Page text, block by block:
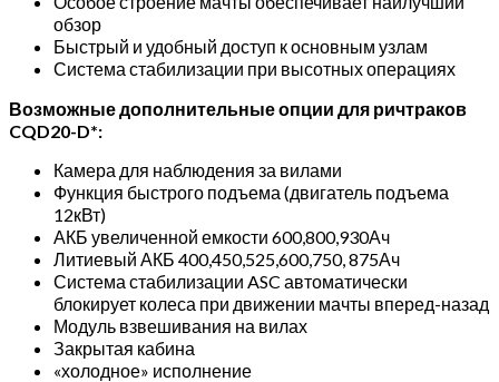
обзор
Быстрый и удобный доступ к основным узлам
Система стабилизации при высотных операциях
Возможные дополнительные опции для ричтраков
CQD20-D*:
Камера для наблюдения за вилами
Функция быстрого подъема (двигатель подъема
12кВт)
АКБ увеличенной емкости 600,800,930Ач
Литиевый АКБ 400,450,525,600,750, 875Ач
Система стабилизации ASC автоматически
блокирует колеса при движении мачты вперед-назад
Модуль взвешивания на вилах
Закрытая кабина
«холодное» исполнение